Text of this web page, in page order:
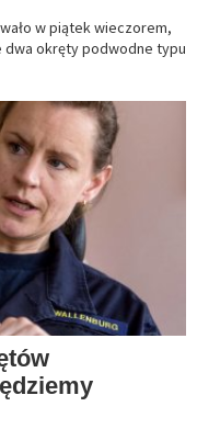
w piątek wieczorem,
dwa okręty podwodne typu